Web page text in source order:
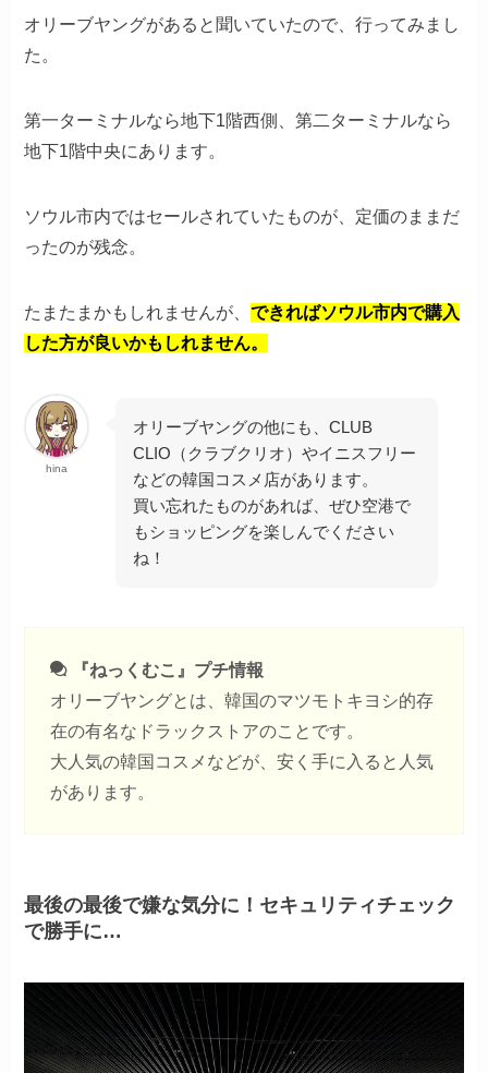
オリーブヤングがあると聞いていたので、行ってみまし
た。
第一ターミナルなら地下1階西側、第二ターミナルなら
地下1階中央にあります。
ソウル市内ではセールされていたものが、定価のままだ
ったのが残念。
たまたまかもしれませんが、できればソウル市内で購入
した方が良いかもしれません。
hina
オリーブヤングの他にも、CLUB
CLIO（クラブクリオ）やイニスフリー
などの韓国コスメ店があります。
買い忘れたものがあれば、ぜひ空港で
もショッピングを楽しんでください
ね！
『ねっくむこ』プチ情報
オリーブヤングとは、韓国のマツモトキヨシ的存
在の有名なドラックストアのことです。
大人気の韓国コスメなどが、安く手に入ると人気
があります。
最後の最後で嫌な気分に！セキュリティチェック
で勝手に…